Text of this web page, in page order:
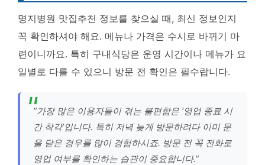
명지병원 맛집추천 정보를 찾으실 때, 최신 정보인지
꼭 확인하셔야 해요. 메뉴나 가격은 수시로 바뀌기 마
련이니까요. 특히 구내식당은 운영 시간이나 메뉴가 요
일별로 다를 수 있으니 방문 전 확인은 필수랍니다.
“가장 많은 이용자들이 겪는 불편함은 ‘영업 종료 시
간 착각’입니다. 특히 저녁 늦게 방문하려다 이미 문
을 닫은 경우를 많이 경험하시죠. 방문 전 꼭 전화로
영업 여부를 확인하는 습관이 중요합니다.”